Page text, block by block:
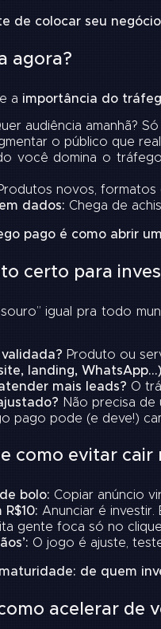
de colocar seu
agora?
a importância do
audiência amanhã?
o público que
você domina o
novos,
dados: Chega de
pago é como abrir
certo para
igual pra todo
Produto ou
landing,
mais leads? O
Não precisa de
pago pode (e deve!)
como evitar cair
bolo: Copiar anúncio
Anunciar é investir.
gente foca só no
O jogo é ajuste,
de quem
acelerar de